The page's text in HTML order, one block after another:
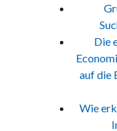
Die
auf die
Wie